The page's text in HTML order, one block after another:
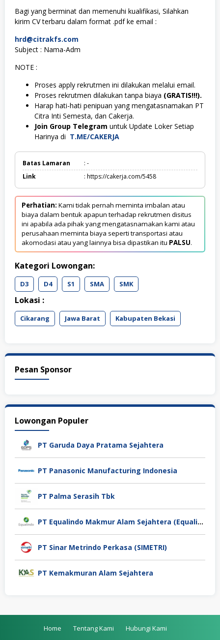
Bagi yang berminat dan memenuhi kualifikasi, Silahkan
kirim CV terbaru dalam format .pdf ke email :
hrd@citrakfs.com
Subject : Nama-Adm
NOTE :
Proses apply rekrutmen ini dilakukan melalui email.
Proses rekrutmen dilakukan tanpa biaya (GRATIS!!!).
Harap hati-hati penipuan yang mengatasnamakan PT
Citra Inti Semesta, dan Cakerja.
Join Group Telegram untuk Update Loker Setiap
Harinya di T.ME/CAKERJA
Batas Lamaran
: -
Link
: https://cakerja.com/5458
Perhatian: Kami tidak pernah meminta imbalan atau
biaya dalam bentuk apapun terhadap rekrutmen disitus
ini apabila ada pihak yang mengatasnamakan kami atau
perusahaan meminta biaya seperti transportasi atau
akomodasi atau yang lainnya bisa dipastikan itu PALSU.
Kategori Lowongan:
D3 D4 S1 SMA SMK
Lokasi :
Cikarang Jawa Barat Kabupaten Bekasi
Pesan Sponsor
Lowongan Populer
PT Garuda Daya Pratama Sejahtera
PT Panasonic Manufacturing Indonesia
PT Palma Serasih Tbk
PT Equalindo Makmur Alam Sejahtera (Equalindo Group)
PT Sinar Metrindo Perkasa (SIMETRI)
PT Kemakmuran Alam Sejahtera
Home Tentang Kami Hubungi Kami